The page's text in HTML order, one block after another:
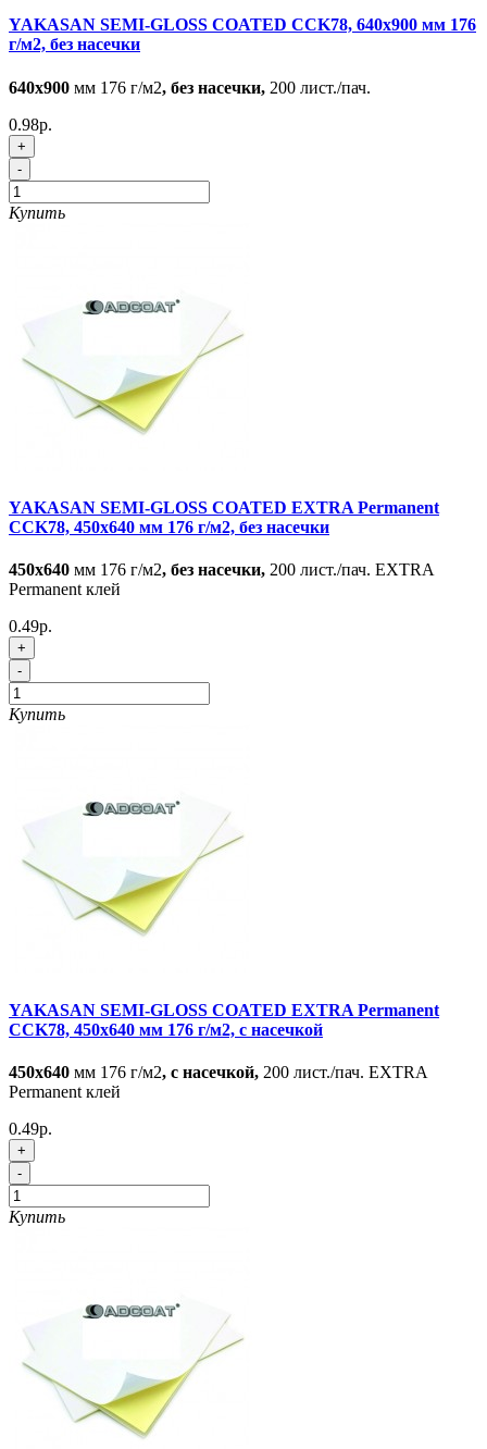
YAKASAN SEMI-GLOSS COATED CCK78, 640x900 мм 176
г/м2, без насечки
640x900 мм 176 г/м2, без насечки, 200 лист./пач.
0.98р.
+
-
Купить
YAKASAN SEMI-GLOSS COATED EXTRA Permanent
CCK78, 450x640 мм 176 г/м2, без насечки
450x640 мм 176 г/м2, без насечки, 200 лист./пач. EXTRA
Permanent клей
0.49р.
+
-
Купить
YAKASAN SEMI-GLOSS COATED EXTRA Permanent
CCK78, 450x640 мм 176 г/м2, с насечкой
450x640 мм 176 г/м2, с насечкой, 200 лист./пач. EXTRA
Permanent клей
0.49р.
+
-
Купить